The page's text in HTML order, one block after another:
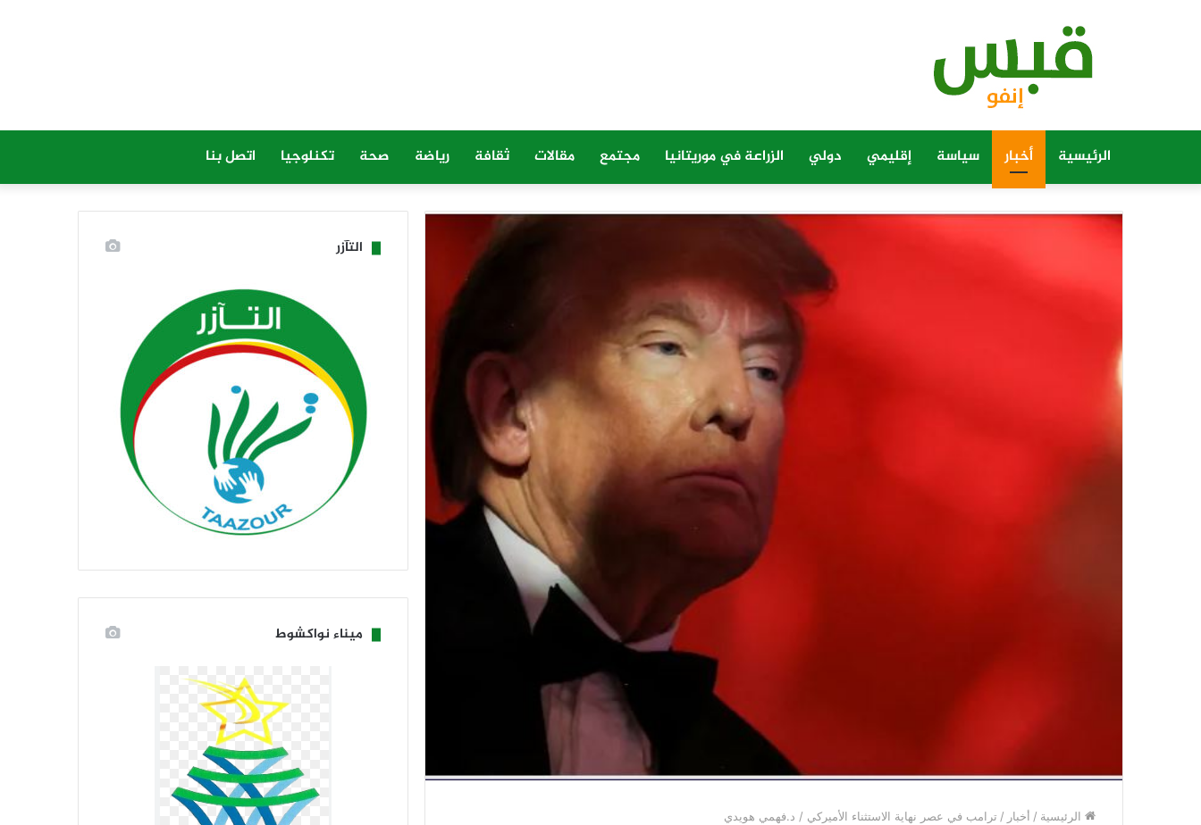
الرئيسية أخبار سياسة إقليمي دولي الزراعة في موريتانيا مجتمع مقالات ثقافة رياضة صحة تكنلوجيا اتصل بنا
الرئيسية / أخبار / ترامب في عصر نهاية الاستثناء الأميركي / د.فهمي هويدي
التآزر
ميناء نواكشوط